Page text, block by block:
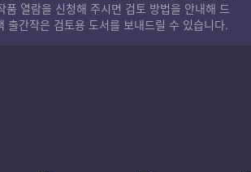
품 열람을 신청해 주시면 검토 방법을 안내해 드
출간작은 검토용 도서를 보내드릴 수 있습니다.